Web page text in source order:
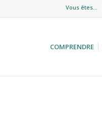
Vous êtes…
COMPRENDRE